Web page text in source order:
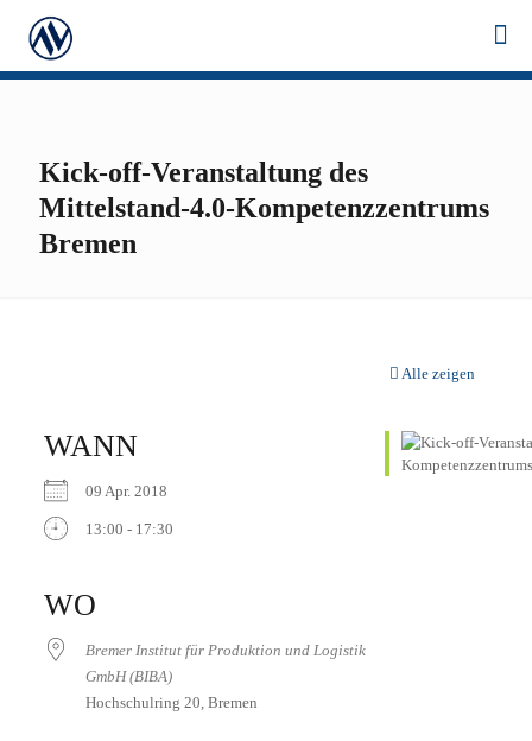
Kick-off-Veranstaltung des
Mittelstand-4.0-Kompetenzzentrums
Bremen
Alle zeigen
WANN
09 Apr. 2018
13:00 - 17:30
WO
Bremer Institut für Produktion und Logistik
GmbH (BIBA)
Hochschulring 20, Bremen